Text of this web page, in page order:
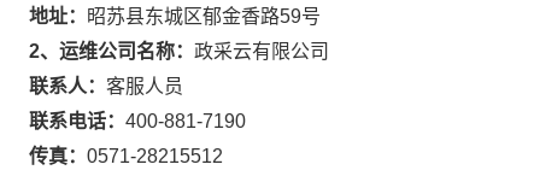
地址：
昭苏县东城区郁金香路59号
2、运维公司名称： 政采云有限公司
联系人： 客服人员
联系电话： 400-881-7190
传真： 0571-28215512